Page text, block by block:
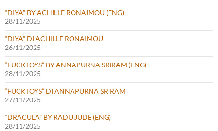
“DIYA” BY ACHILLE RONAIMOU (ENG)
28/11/2025
“DIYA” DI ACHILLE RONAIMOU
26/11/2025
“FUCKTOYS” BY ANNAPURNA SRIRAM (ENG)
28/11/2025
“FUCKTOYS” DI ANNAPURNA SRIRAM
27/11/2025
“DRACULA” BY RADU JUDE (ENG)
28/11/2025